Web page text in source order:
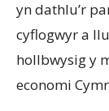
yn dathlu’r
cyflogwyr a
hollbwysig y
economi